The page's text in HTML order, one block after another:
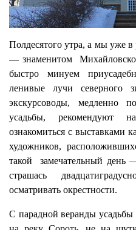
Полдесятого утра, а мы уже
— знаменитом
быстро минуем
ленивые лучи северного
экскурсоводы, медленно
усадьбы, рекомендуют
ознакомиться с выставками
художников,
такой замечательный день
страшась
осматривать окрестности.
С парадной веранды